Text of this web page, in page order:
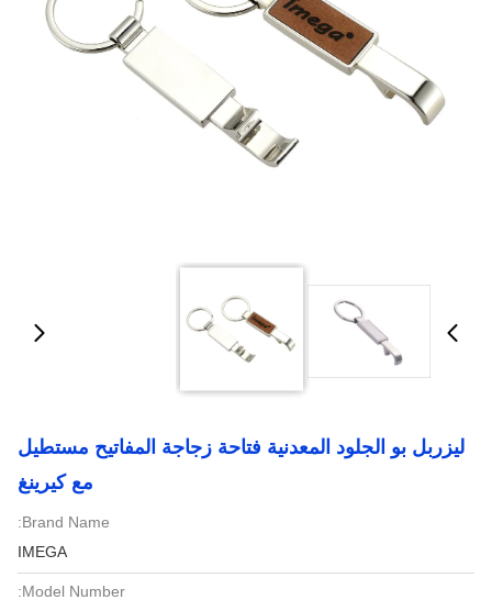
ليزربل بو الجلود المعدنية فتاحة زجاجة المفاتيح مستطيل
مع كيرينغ
Brand Name:
IMEGA
Model Number: